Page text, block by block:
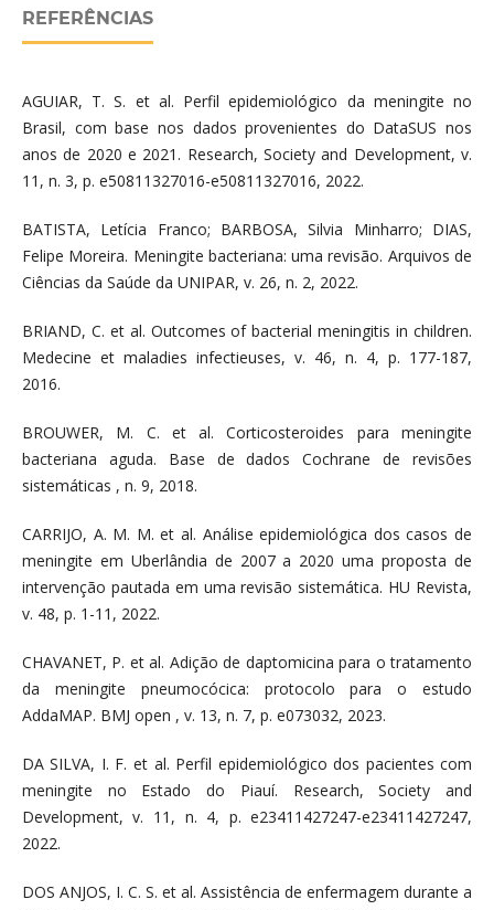
REFERÊNCIAS
AGUIAR, T. S. et al. Perfil epidemiológico da meningite no
Brasil, com base nos dados provenientes do DataSUS nos
anos de 2020 e 2021. Research, Society and Development, v.
11, n. 3, p. e50811327016-e50811327016, 2022.
BATISTA, Letícia Franco; BARBOSA, Silvia Minharro; DIAS,
Felipe Moreira. Meningite bacteriana: uma revisão. Arquivos de
Ciências da Saúde da UNIPAR, v. 26, n. 2, 2022.
BRIAND, C. et al. Outcomes of bacterial meningitis in children.
Medecine et maladies infectieuses, v. 46, n. 4, p. 177-187,
2016.
BROUWER, M. C. et al. Corticosteroides para meningite
bacteriana aguda. Base de dados Cochrane de revisões
sistemáticas , n. 9, 2018.
CARRIJO, A. M. M. et al. Análise epidemiológica dos casos de
meningite em Uberlândia de 2007 a 2020 uma proposta de
intervenção pautada em uma revisão sistemática. HU Revista,
v. 48, p. 1-11, 2022.
CHAVANET, P. et al. Adição de daptomicina para o tratamento
da meningite pneumocócica: protocolo para o estudo
AddaMAP. BMJ open , v. 13, n. 7, p. e073032, 2023.
DA SILVA, I. F. et al. Perfil epidemiológico dos pacientes com
meningite no Estado do Piauí. Research, Society and
Development, v. 11, n. 4, p. e23411427247-e23411427247,
2022.
DOS ANJOS, I. C. S. et al. Assistência de enfermagem durante a